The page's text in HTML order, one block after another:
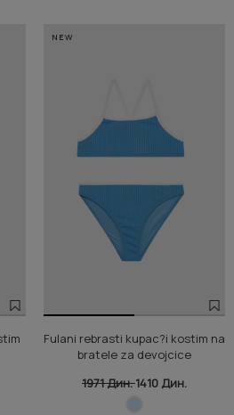
NEW
Fulani rebrasti kupac?i kostim na
bratele za devojcice
1971 Дин.1410 Дин.